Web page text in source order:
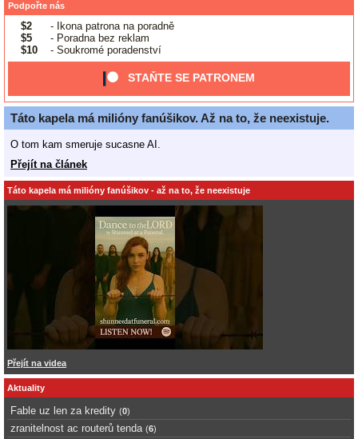
Podpořte nás
$2
- Ikona patrona na poradně
$5
- Poradna bez reklam
$10
- Soukromé poradenství
STAŇTE SE PATRONEM
Táto kapela má milióny fanúšikov. Až na to, že neexistuje.
O tom kam smeruje sucasne AI.
Přejít na článek
Táto kapela má milióny fanúšikov - až na to, že neexistuje
Přejít na videa
Aktuality
Fable uz len za kredity (0)
zranitelnost ac routerů tenda (6)